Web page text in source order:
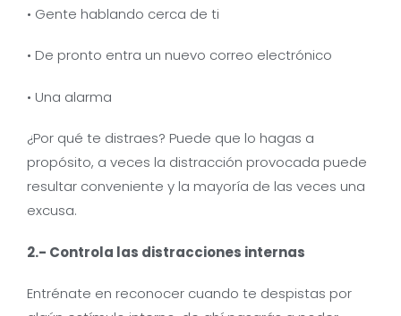
• Gente hablando cerca de ti
• De pronto entra un nuevo correo electrónico
• Una alarma
¿Por qué te distraes? Puede que lo hagas a
propósito, a veces la distracción provocada puede
resultar conveniente y la mayoría de las veces una
excusa.
2.- Controla las distracciones internas
Entrénate en reconocer cuando te despistas por